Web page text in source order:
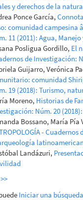
y derechos de la
Ponce García,
comunidad campesina
11 (2011): Agua, Manejo
Posligua Gordillo, El
de Investigación:
Guijarro, Verónica
comunidad
19 (2018): Turismo,
Moreno, Historias de
Núm. 20
Bossano, María Pía
-
Landázuri,
>>
Iniciar una